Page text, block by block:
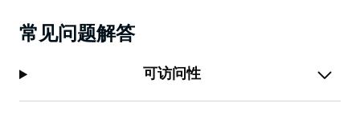
常见问题解答
可访问性